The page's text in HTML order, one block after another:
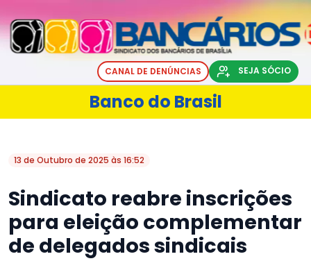
CANAL DE DENÚNCIAS SEJA SÓCIO
Banco do Brasil
13 de Outubro de 2025 às 16:52
Sindicato reabre inscrições
para eleição complementar
de delegados sindicais